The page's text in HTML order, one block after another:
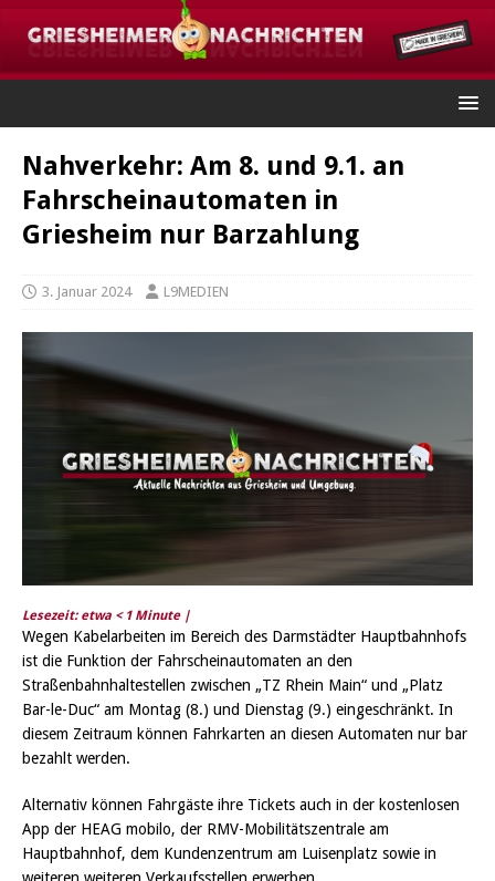
Nahverkehr: Am 8. und 9.1. an
Fahrscheinautomaten in
Griesheim nur Barzahlung
3. Januar 2024 L9MEDIEN
Lesezeit: etwa < 1 Minute |
Wegen Kabelarbeiten im Bereich des Darmstädter Hauptbahnhofs
ist die Funktion der Fahrscheinautomaten an den
Straßenbahnhaltestellen zwischen „TZ Rhein Main“ und „Platz
Bar-le-Duc“ am Montag (8.) und Dienstag (9.) eingeschränkt. In
diesem Zeitraum können Fahrkarten an diesen Automaten nur bar
bezahlt werden.
Alternativ können Fahrgäste ihre Tickets auch in der kostenlosen
App der HEAG mobilo, der RMV-Mobilitätszentrale am
Hauptbahnhof, dem Kundenzentrum am Luisenplatz sowie in